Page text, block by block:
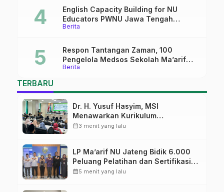
Berita
English Capacity Building for NU
Educators PWNU Jawa Tengah
Batch#4; Membuka Jalan Menuju
Berita
Respon Tantangan Zaman, 100
Pengelola Medsos Sekolah Ma’arif
Pekalongan Ikuti Pelatihan Literasi
TERBARU
Dr. H. Yusuf Hasyim, MSI
Menawarkan Kurikulum
Diversifikasi, Harapan Baru dalam
calendar_month3 menit yang lalu
LP Ma’arif NU Jateng Bidik 6.000
Peluang Pelatihan dan Sertifikasi
bagi Lulusan SMK
calendar_month5 menit yang lalu